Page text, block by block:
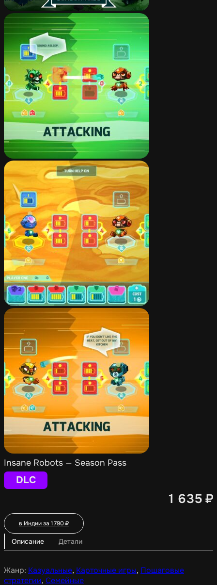
Insane Robots — Season Pass
DLC
1 635 ₽
в Индии за 1 790₽
Описание Детали
Жанр: Казуальные, Карточные игры, Пошаговые
стратегии, Семейные